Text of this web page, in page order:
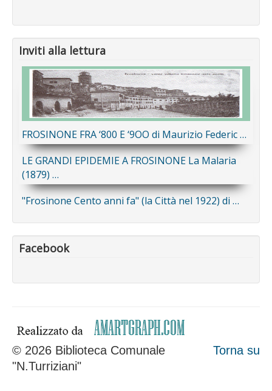
Inviti alla lettura
FROSINONE FRA ‘800 E ‘9OO di Maurizio Federic …
LE GRANDI EPIDEMIE A FROSINONE La Malaria
(1879) …
"Frosinone Cento anni fa" (la Città nel 1922) di …
Facebook
Torna su
© 2026 Biblioteca Comunale
"N.Turriziani"